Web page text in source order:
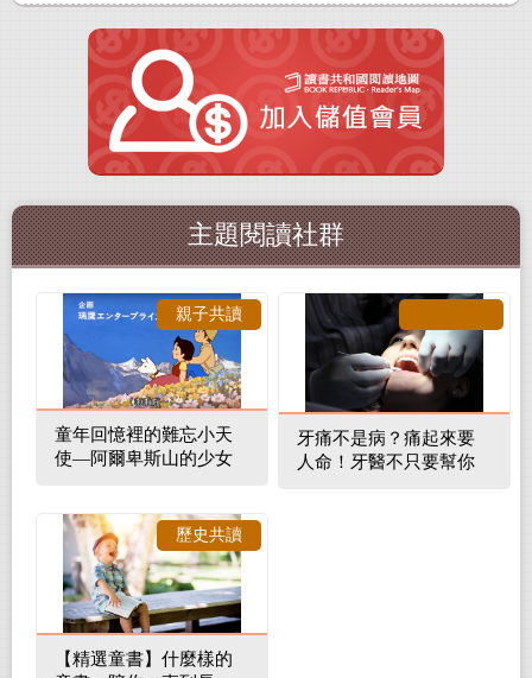
主題閱讀社群
童年回憶裡的難忘小天
使—阿爾卑斯山的少女
親子共讀
牙痛不是病？痛起來要
人命！牙醫不只要幫你
【精選童書】什麼樣的
歷史共讀